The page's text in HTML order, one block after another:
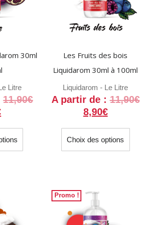
30ml
Litre
11,90€
Ce
a
Les Fruits des bois
Liquidarom 30ml à 100ml
Liquidarom - Le Litre
A partir de :11,90€
8,90€
Choix des options
Ce
a
Promo !